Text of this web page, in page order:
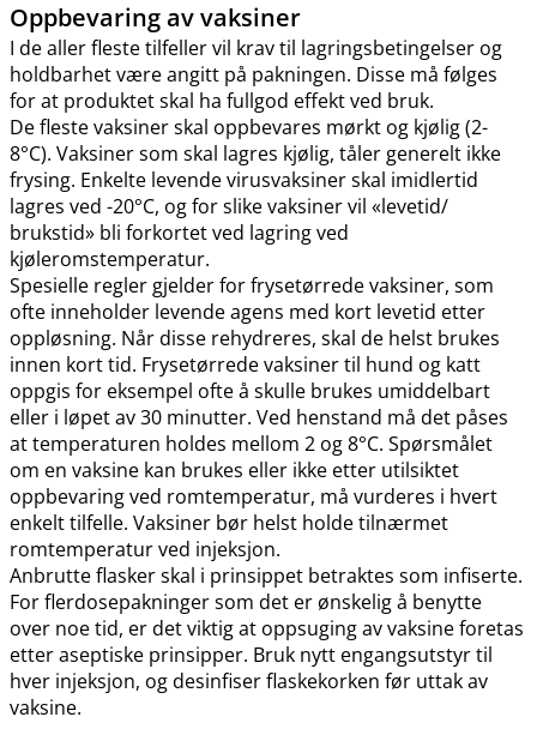
Oppbevaring av vaksiner
I de aller fleste tilfeller vil krav til lagringsbetingelser og
holdbarhet være angitt på pakningen. Disse må følges
for at produktet skal ha fullgod effekt ved bruk.
De fleste vaksiner skal oppbevares mørkt og kjølig (2-
8°C). Vaksiner som skal lagres kjølig, tåler generelt ikke
frysing. Enkelte levende virusvaksiner skal imidlertid
lagres ved -20°C, og for slike vaksiner vil «levetid​/​
brukstid» bli forkortet ved lagring ved
kjøleromstemperatur.
Spesielle regler gjelder for frysetørrede vaksiner, som
ofte inneholder levende agens med kort levetid etter
oppløsning. Når disse rehydreres, skal de helst brukes
innen kort tid. Frysetørrede vaksiner til hund og katt
oppgis for eksempel ofte å skulle brukes umiddelbart
eller i løpet av 30 minutter. Ved henstand må det påses
at temperaturen holdes mellom 2 og 8°C. Spørsmålet
om en vaksine kan brukes eller ikke etter utilsiktet
oppbevaring ved romtemperatur, må vurderes i hvert
enkelt tilfelle. Vaksiner bør helst holde tilnærmet
romtemperatur ved injeksjon.
Anbrutte flasker skal i prinsippet betraktes som infiserte.
For flerdosepakninger som det er ønskelig å benytte
over noe tid, er det viktig at oppsuging av vaksine foretas
etter aseptiske prinsipper. Bruk nytt engangsutstyr til
hver injeksjon, og desinfiser flaskekorken før uttak av
vaksine.